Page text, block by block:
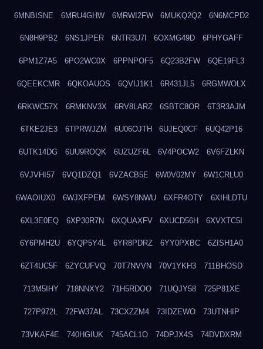
6MNBISNE 6MRU4GHW 6MRWI2FW 6MUKQ2Q2 6N6MCPD2
6N8H9PB2 6NS1JPER 6NTR3U7I 6OXMG49D 6PHYGAFF
6PM1Z7A5 6PO2WC0X 6PPNPOF5 6Q23B2FW 6QE19FL3
6QEEKCMR 6QKOAUOS 6QVIJ1K1 6R431JL5 6RGMWOLX
6RKWC57X 6RMKNV3X 6RV8LARZ 6SBTC8OR 6T3R3AJM
6TKE2JE3 6TPRWJZM 6U06OJTH 6UJEQ0CF 6UQ42P16
6UTK14DG 6UU9ROQK 6UZUZF6L 6V4POCW2 6V6FZLKN
6VJVHI57 6VQ1DZQ1 6VZACB5E 6W0V02MY 6W1CRLU0
6WAOIUX0 6WJXFPEM 6WSY8NWU 6XFR4OTY 6XIHLDTU
6XL3E0EQ 6XP30R7N 6XQUAXFV 6XUCD56H 6XVXTC5I
6Y6PMH2U 6YQP5Y4L 6YR8PDRZ 6YY0PXBC 6ZISH1A0
6ZT4UC5F 6ZYCUFVQ 70T7NVVN 70V1YKH3 711BHOSD
713M5IHY 718NNXY2 71H5RDOO 71UQJY58 725P81XE
727P972L 72FW37AL 73CXZZM4 73IDZEWO 73UTNHIP
73VKAF4E 740HGIUK 745ACL1O 74DPJX4S 74DVDXRM